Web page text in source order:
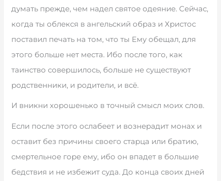
думать прежде, чем надел святое одеяние. Сейчас,
когда ты облекся в ангельский образ и Христос
поставил печать на том, что ты Ему обещал, для
этого больше нет места. Ибо после того, как
таинство совершилось, больше не существуют
родственники, и родители, и всё.
И вникни хорошенько в точный смысл моих слов.
Если после этого ослабеет и вознерадит монах и
оставит без причины своего старца или братию,
смертельное горе ему, ибо он впадет в большие
бедствия и не избежит суда. До конца своих дней